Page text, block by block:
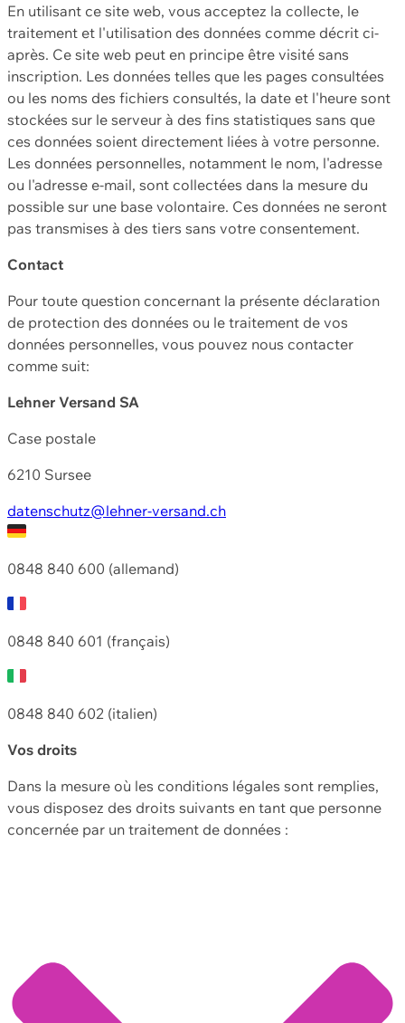
En utilisant ce site web, vous acceptez la collecte, le
traitement et l'utilisation des données comme décrit ci-
après. Ce site web peut en principe être visité sans
inscription. Les données telles que les pages consultées
ou les noms des fichiers consultés, la date et l'heure sont
stockées sur le serveur à des fins statistiques sans que
ces données soient directement liées à votre personne.
Les données personnelles, notamment le nom, l'adresse
ou l'adresse e-mail, sont collectées dans la mesure du
possible sur une base volontaire. Ces données ne seront
pas transmises à des tiers sans votre consentement.
Contact
Pour toute question concernant la présente déclaration
de protection des données ou le traitement de vos
données personnelles, vous pouvez nous contacter
comme suit:
Lehner Versand SA
Case postale
6210 Sursee
datenschutz@lehner-versand.ch
0848 840 600 (allemand)
0848 840 601 (français)
0848 840 602 (italien)
Vos droits
Dans la mesure où les conditions légales sont remplies,
vous disposez des droits suivants en tant que personne
concernée par un traitement de données :